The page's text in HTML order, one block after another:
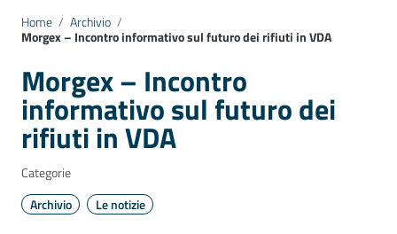
Home / Archivio /
Morgex – Incontro informativo sul futuro dei rifiuti in VDA
Morgex – Incontro
informativo sul futuro dei
rifiuti in VDA
Categorie
Archivio
Le notizie